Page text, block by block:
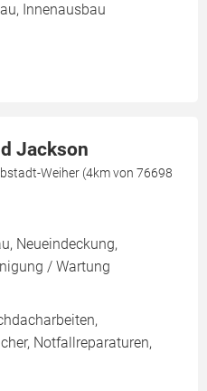
Innenausbau
Jackson
Weiher (4km von 76698
Neueindeckung,
/ Wartung
Notfallreparaturen,